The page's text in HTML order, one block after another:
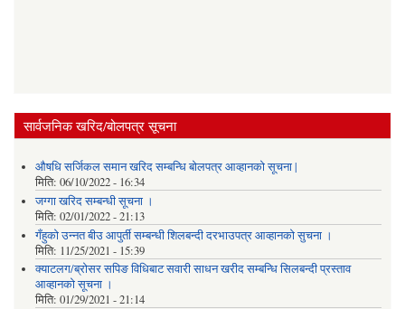
सार्वजनिक खरिद/बोलपत्र सूचना
औषधि सर्जिकल समान खरिद सम्बन्धि बोलपत्र आव्हानको सूचना |
मिति: 06/10/2022 - 16:34
जग्गा खरिद सम्बन्धी सूचना ।
मिति: 02/01/2022 - 21:13
गँहुकाे उन्नत बीउ आपुर्ती सम्बन्धी शिलबन्दी दरभाउपत्र आव्हानकाे सुचना ।
मिति: 11/25/2021 - 15:39
क्याटलग/ब्रोसर सपिङ विधिबाट सवारी साधन खरीद सम्बन्धि सिलबन्दी प्रस्ताव
आव्हानको सूचना ।
मिति: 01/29/2021 - 21:14